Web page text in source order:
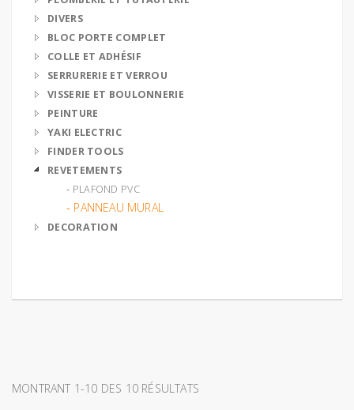
DIVERS
BLOC PORTE COMPLET
COLLE ET ADHÉSIF
SERRURERIE ET VERROU
VISSERIE ET BOULONNERIE
PEINTURE
YAKI ELECTRIC
FINDER TOOLS
REVETEMENTS
‐ PLAFOND PVC
‐ PANNEAU MURAL
DECORATION
MONTRANT 1-10 DES 10 RÉSULTATS